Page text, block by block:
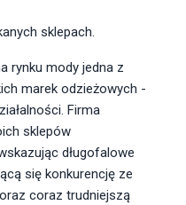
sklepach.
rynku mody jedna z
marek odzieżowych -
Firma
sklepów
długofalowe
się konkurencję ze
coraz trudniejszą